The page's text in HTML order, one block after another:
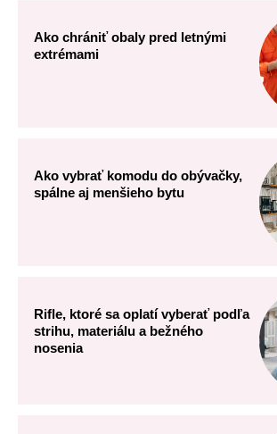
Ako chrániť obaly pred letnými
extrémami
Ako vybrať komodu do obývačky,
spálne aj menšieho bytu
Rifle, ktoré sa oplatí vyberať podľa
strihu, materiálu a bežného
nosenia